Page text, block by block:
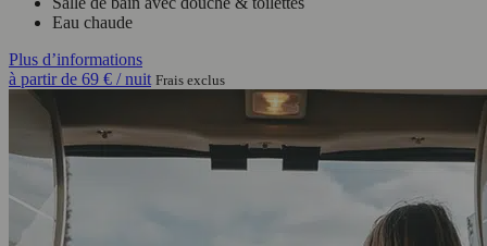
Eau chaude
Plus d’informations
à partir de 69 € / nuit Frais exclus